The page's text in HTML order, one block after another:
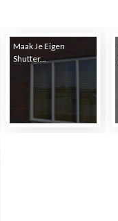
Maak Je Eigen
Shutter...